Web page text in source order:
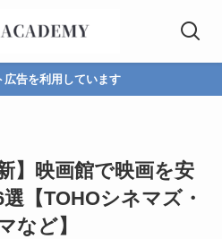
広告を利用しています
】映画館で映画を安
【TOHOシネマズ・
など】